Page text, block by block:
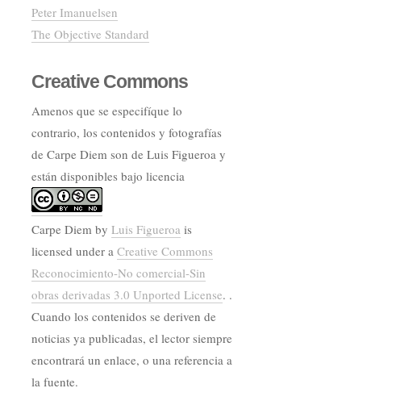
Peter Imanuelsen
The Objective Standard
Creative Commons
Amenos que se especifíque lo
contrario, los contenidos y fotografías
de Carpe Diem son de Luis Figueroa y
están disponibles bajo licencia
Carpe Diem by Luis Figueroa is
licensed under a Creative Commons
Reconocimiento-No comercial-Sin
obras derivadas 3.0 Unported License. .
Cuando los contenidos se deriven de
noticias ya publicadas, el lector siempre
encontrará un enlace, o una referencia a
la fuente.